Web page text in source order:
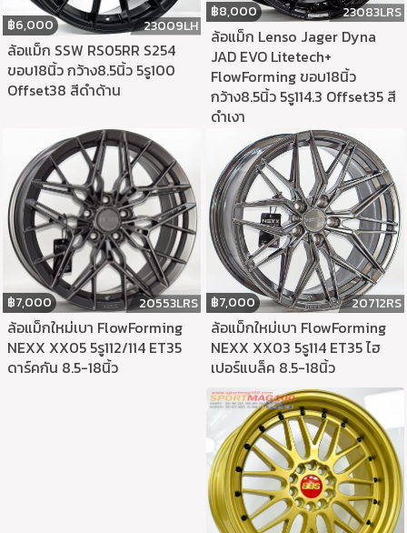
฿6,000 23009LH
ล้อแม็ก SSW RS05RR S254
ขอบ18นิ้ว กว้าง8.5นิ้ว 5รู100
Offset38 สีดำด้าน
฿8,000 23083LRS
ล้อแม็ก Lenso Jager Dyna
JAD EVO Litetech+
FlowForming ขอบ18นิ้ว
กว้าง8.5นิ้ว 5รู114.3 Offset35 สี
ดำเงา
฿7,000 20553LRS
ล้อแม็กใหม่เบา FlowForming
NEXX XX05 5รู112/114 ET35
ดาร์คกัน 8.5-18นิ้ว
฿7,000 20712RS
ล้อแม็กใหม่เบา FlowForming
NEXX XX03 5รู114 ET35 ไฮ
เปอร์แบล็ค 8.5-18นิ้ว